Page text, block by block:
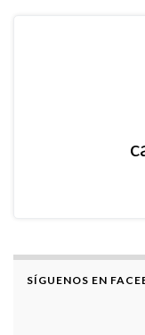
SÍGUENOS EN